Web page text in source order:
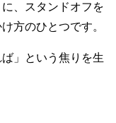
、スタンドオフを
方のひとつです。
」という焦りを生